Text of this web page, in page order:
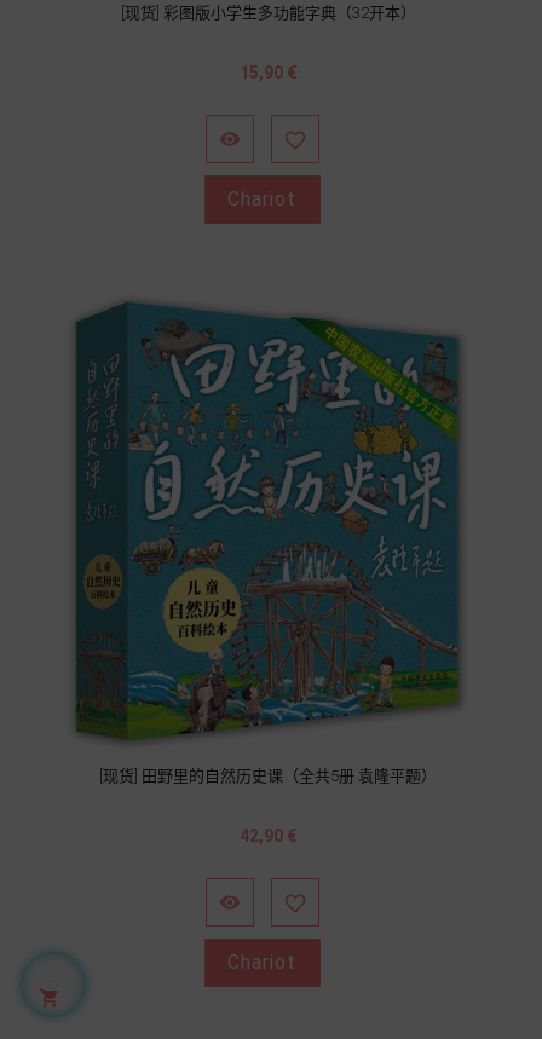
[现货] 彩图版小学生多功能字典（32开本）
Prix
15,90 €
 
Chariot
[现货] 田野里的自然历史课（全共5册 袁隆平题）
Prix
42,90 €
 
Chariot
